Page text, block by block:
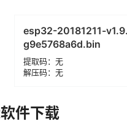
esp32-20181211-
g9e5768a6d.bin
提取码：无
解压码：无
件下载